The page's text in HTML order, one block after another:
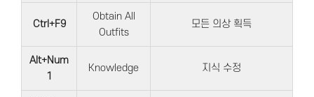
Ctrl+F9
Obtain All
Outfits
모든 의상 획득
Alt+Num
1
Knowledge 지식 수정